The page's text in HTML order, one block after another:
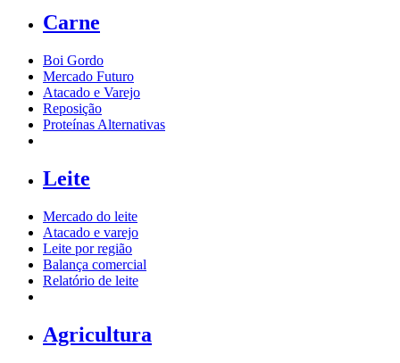
Carne
Boi Gordo
Mercado Futuro
Atacado e Varejo
Reposição
Proteínas Alternativas
Leite
Mercado do leite
Atacado e varejo
Leite por região
Balança comercial
Relatório de leite
Agricultura